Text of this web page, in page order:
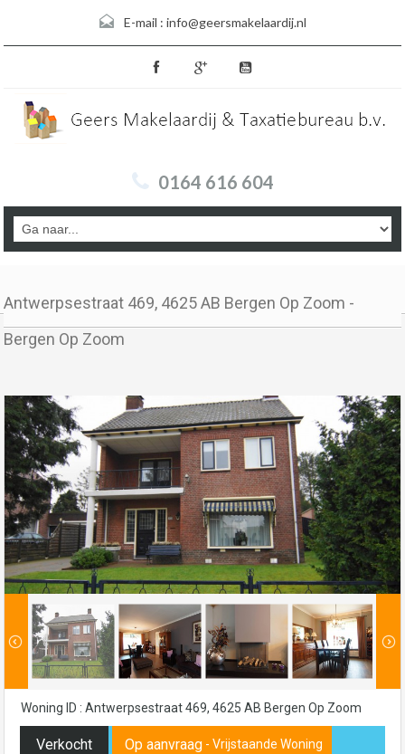
E-mail : info@geersmakelaardij.nl
0164 616 604
Antwerpsestraat 469, 4625 AB Bergen Op Zoom -
Bergen Op Zoom
Woning ID : Antwerpsestraat 469, 4625 AB Bergen Op Zoom
Verkocht Op aanvraag - Vrijstaande Woning